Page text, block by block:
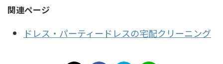
関連ページ
ドレス・パーティードレスの宅配クリーニング